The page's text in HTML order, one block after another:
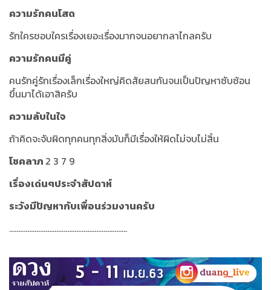
ความรักคนโสด
รักใครชอบใครเรื่องเยอะเรื่องมากจนอยากลาไกลครับ
ความรักคนมีคู่
คนรักคู่รักเรื่องเล็กเรื่องใหญ่คิดสัยสนกันจนเป็นปัญหาซับซ้อน
ขึ้นมาได้เอาสิครับ
ความลับในใจ
ถ้าคิดจะจับผิดทุกคนทุกสิ่งมันก็มีเรื่องให้ผิดไม่จบไม่สิ้น
โชคลาภ 2 3 7 9
เรื่องเด่นๆประจำสัปดาห์
ระวังมีปัญหากับเพื่อนร่วมงานครับ
.................................................................